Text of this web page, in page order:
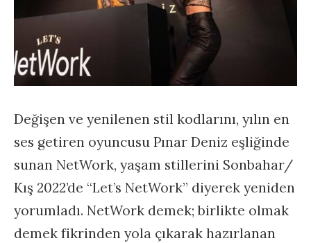
Değişen ve yenilenen stil kodlarını, yılın en
ses getiren oyuncusu Pınar Deniz eşliğinde
sunan NetWork, yaşam stillerini Sonbahar/
Kış 2022’de “Let’s NetWork” diyerek yeniden
yorumladı. NetWork demek; birlikte olmak
demek fikrinden yola çıkarak hazırlanan